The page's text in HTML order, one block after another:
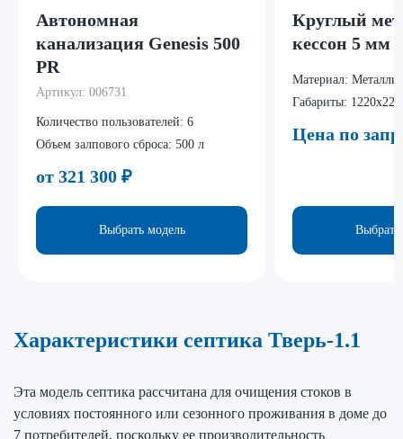
Автономная
канализация Genesis 500
PR
Артикул: 006731
Количество пользователей: 6
Объем залпового сброса: 500 л
от 321 300 ₽
Выбрать модель
Круглый
кессон 5 мм
Материал:
Габариты:
Цена по
Выбрать
Характеристики септика Тверь-1.1
Эта модель септика рассчитана для очищения стоков в
условиях постоянного или сезонного проживания в доме до
7 потребителей, поскольку ее производительность